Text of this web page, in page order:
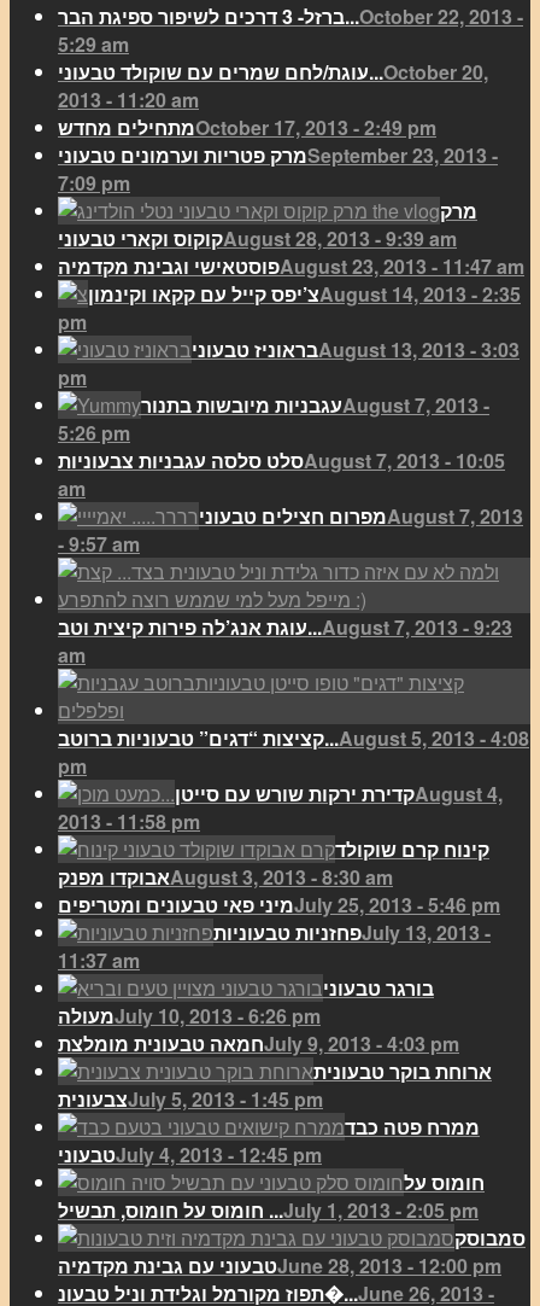
ברזל- 3 דרכים לשיפור ספיגת הבר...October 22, 2013 -
5:29 am
עוגת/לחם שמרים עם שוקולד טבעוני...October 20,
2013 - 11:20 am
מתחילים מחדשOctober 17, 2013 - 2:49 pm
מרק פטריות וערמונים טבעוניSeptember 23, 2013 -
7:09 pm
מרק
קוקוס וקארי טבעוניAugust 28, 2013 - 9:39 am
פוסטאישי וגבינת מקדמיהAugust 23, 2013 - 11:47 am
צ’יפס קייל עם קקאו וקינמוןAugust 14, 2013 - 2:35
pm
בראוניז טבעוניAugust 13, 2013 - 3:03
pm
עגבניות מיובשות בתנורAugust 7, 2013 -
5:26 pm
סלט סלסה עגבניות צבעוניותAugust 7, 2013 - 10:05
am
מפרום חצילים טבעוניAugust 7, 2013
- 9:57 am
עוגת אנג’לה פירות קיצית וטב...August 7, 2013 - 9:23
am
קציצות “דגים” טבעוניות ברוטב...August 5, 2013 - 4:08
pm
קדירת ירקות שורש עם סייטןAugust 4,
2013 - 11:58 pm
קינוח קרם שוקולד
אבוקדו מפנקAugust 3, 2013 - 8:30 am
מיני פאי טבעונים ומטריפיםJuly 25, 2013 - 5:46 pm
פחזניות טבעוניותJuly 13, 2013 -
11:37 am
בורגר טבעוני
מעולהJuly 10, 2013 - 6:26 pm
חמאה טבעונית מומלצתJuly 9, 2013 - 4:03 pm
ארוחת בוקר טבעונית
צבעוניתJuly 5, 2013 - 1:45 pm
ממרח פטה כבד
טבעוניJuly 4, 2013 - 12:45 pm
חומוס על
חומוס על חומוס, תבשיל ...July 1, 2013 - 2:05 pm
סמבוסק
טבעוני עם גבינת מקדמיהJune 28, 2013 - 12:00 pm
תפוז מקורמל וגלידת וניל טבעונ�...June 26, 2013 -